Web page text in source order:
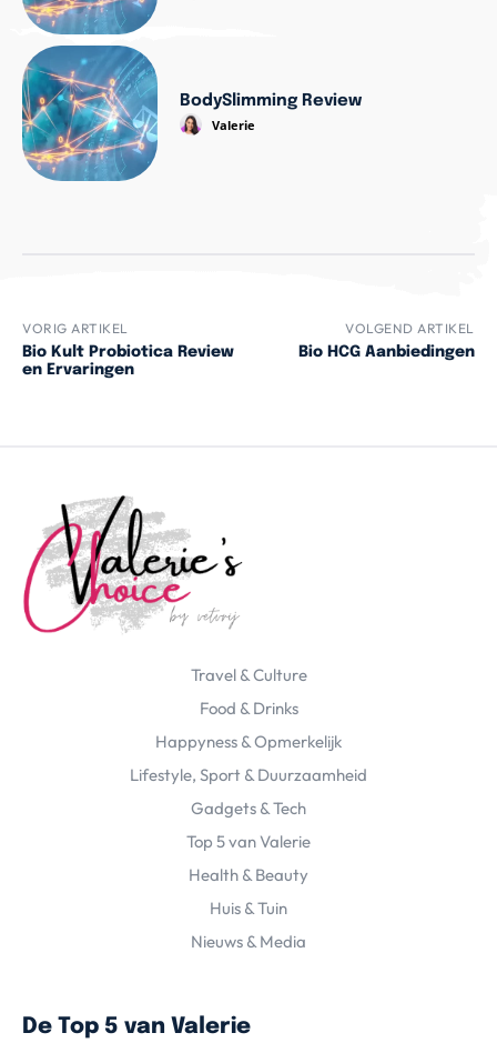
BodySlimming Review
Valerie
VORIG ARTIKEL
Bio Kult Probiotica Review
en Ervaringen
VOLGEND ARTIKEL
Bio HCG Aanbiedingen
Travel & Culture
Food & Drinks
Happyness & Opmerkelijk
Lifestyle, Sport & Duurzaamheid
Gadgets & Tech
Top 5 van Valerie
Health & Beauty
Huis & Tuin
Nieuws & Media
De Top 5 van Valerie